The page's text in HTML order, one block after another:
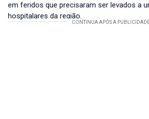
em feridos que precisaram ser levados a
hospitalares da região.